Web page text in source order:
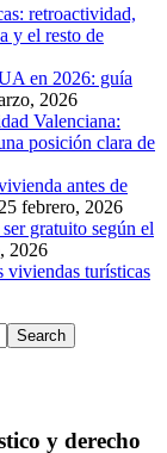
retroactividad,
y el resto de
en 2026: guía
2026
Valenciana:
posición clara de
antes de
25 febrero, 2026
gratuito según el
2026
viviendas turísticas
y derecho